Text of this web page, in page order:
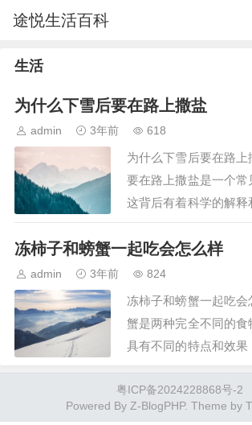
途悦生活百科
生活
为什么下雪后要在路上撒盐
admin 3年前 618
为什么下雪后要在路上
要在路上撒盐是一个常
这背后有着科学的解释
寒冷的冬季，雪的积
溜，给交通带来巨大的
确保交通的安全和顺畅…
冻柿子和螃蟹一起吃会怎么样
admin 3年前 824
冻柿子和螃蟹一起吃
蟹是两种完全不同的食
具有不同的特点和效果
食物，尽管它们在口感
些相似之处，但是将
粤ICP备2024228868号-2
Powered By Z-BlogPHP. Theme by